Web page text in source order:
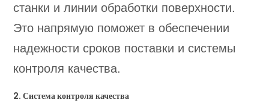
станки и линии обработки поверхности.
Это напрямую поможет в обеспечении
надежности сроков поставки и системы
контроля качества.
2. Система контроля качества